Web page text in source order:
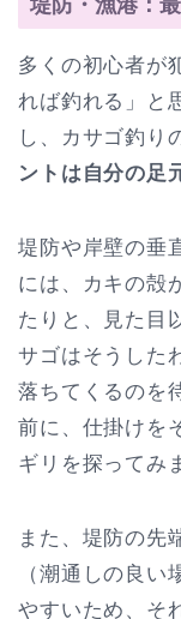
多くの初心者が
れば釣れる」と
し、カサゴ釣り
ントは自分の足
堤防や岸壁の垂
には、カキの殻
たりと、見た目
サゴはそうした
落ちてくるのを
前に、仕掛けを
ギリを探ってみ
また、堤防の先
（潮通しの良い
やすいため、そ